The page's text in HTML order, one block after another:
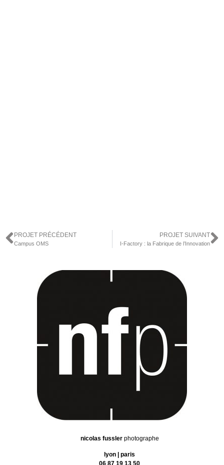
PROJET PRÉCÉDENT
Campus OMS
PROJET SUIVANT
I-Factory : la Fabrique de l’Innovation
nicolas fussler photographe
lyon | paris
06 87 19 13 50